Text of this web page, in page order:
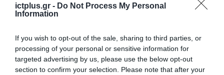
ictplus.gr - Do Not Process My Personal
Information
If you wish to opt-out of the sale, sharing to third parties, or
processing of your personal or sensitive information for
targeted advertising by us, please use the below opt-out
section to confirm your selection. Please note that after your
Με βάση τον σχεδιασμό που παρουσιάζεται
διευρυνθούν, περιορίζοντας σημαντικά τα
εμπόδια που συναντούν σήμερα οι
συμβασιούχοι στις δικαστικές τους